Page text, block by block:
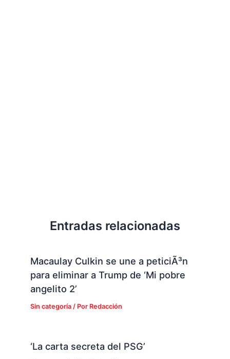
Entradas relacionadas
Macaulay Culkin se une a peticiÃ³n
para eliminar a Trump de ‘Mi pobre
angelito 2’
Sin categoría/ Por Redacción
‘La carta secreta del PSG’